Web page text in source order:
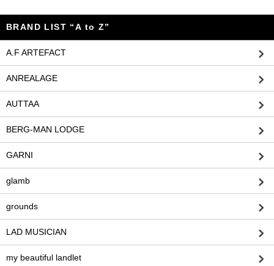
BRAND LIST “A to Z”
A.F ARTEFACT
ANREALAGE
AUTTAA
BERG-MAN LODGE
GARNI
glamb
grounds
LAD MUSICIAN
my beautiful landlet